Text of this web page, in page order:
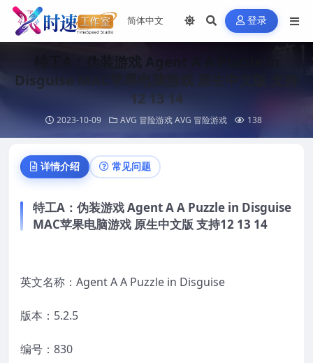
登录
特工A：伪装游戏 Agent A A Puzzle in
Disguise MAC苹果电脑游戏 原生中文版 支持
12 13 14
2023-10-09 AVG 冒险游戏AVG 冒险游戏 138
详情介绍 常见问题
特工A：伪装游戏 Agent A A Puzzle in Disguise
MAC苹果电脑游戏 原生中文版 支持12 13 14
英文名称：Agent A A Puzzle in Disguise
版本：5.2.5
编号：830